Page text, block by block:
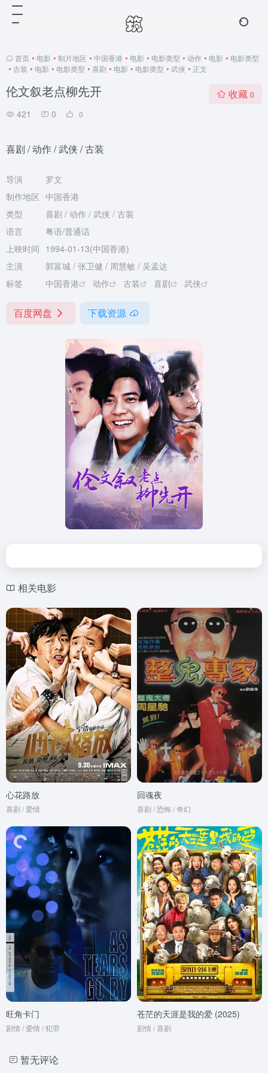
首页 • 电影 • 制片地区 • 中国香港 • 电影 • 电影类型 • 动作 • 电影 • 电影类型
• 古装 • 电影 • 电影类型 • 喜剧 • 电影 • 电影类型 • 武侠 • 正文
伦文叙老点柳先开
421 0 0
收藏 0
喜剧 / 动作 / 武侠 / 古装
导演
罗文
制作地区 中国香港
类型
喜剧 / 动作 / 武侠 / 古装
语言
粤语/普通话
上映时间 1994-01-13(中国香港)
主演
郭富城 / 张卫健 / 周慧敏 / 吴孟达
标签
中国香港 动作 古装 喜剧 武侠
百度网盘 下载资源
相关电影
心花路放
喜剧 / 爱情
回魂夜
喜剧 / 恐怖 / 奇幻
旺角卡门
剧情 / 爱情 / 犯罪
苍茫的天涯是我的爱 (2025)
剧情 / 喜剧
暂无评论